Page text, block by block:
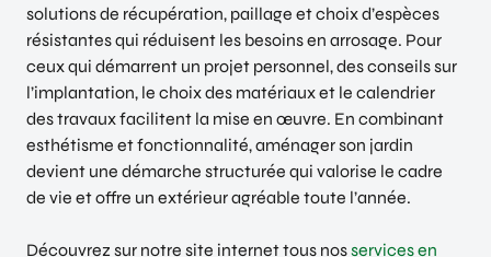
solutions de récupération, paillage et choix d’espèces
résistantes qui réduisent les besoins en arrosage. Pour
ceux qui démarrent un projet personnel, des conseils sur
l’implantation, le choix des matériaux et le calendrier
des travaux facilitent la mise en œuvre. En combinant
esthétisme et fonctionnalité, aménager son jardin
devient une démarche structurée qui valorise le cadre
de vie et offre un extérieur agréable toute l’année.
Découvrez sur notre site internet tous nosservices en